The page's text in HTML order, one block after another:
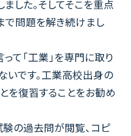
した。そしてそこを重点
で問題を解き続けまし
て「工業」を専門に取り
いです。工業高校出身の
を復習することをお勧め
の過去問が閲覧、コピ